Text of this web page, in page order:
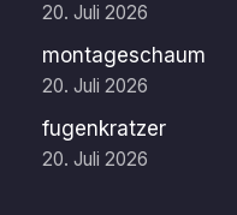
20. Juli 2026
montageschaum
20. Juli 2026
fugenkratzer
20. Juli 2026